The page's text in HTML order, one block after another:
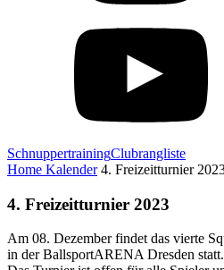
SchnuppertrainingClubrangliste
Home Kalender 4. Freizeitturnier
4. Freizeitturnier 2023
Am 08. Dezember findet das vierte
in der BallsportARENA Dresden statt.